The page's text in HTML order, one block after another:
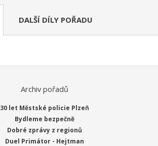
DALŠÍ DÍLY POŘADU
Archiv pořadů
30 let Městské policie Plzeň
Bydleme bezpečně
Dobré zprávy z regionů
Duel Primátor - Hejtman